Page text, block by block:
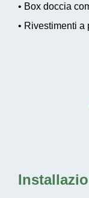
• Box doccia
• Rivestimenti a